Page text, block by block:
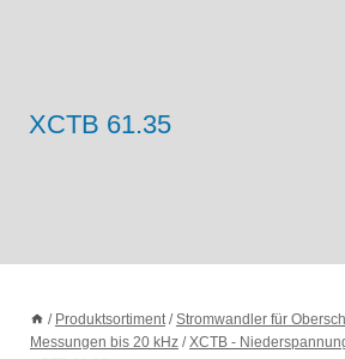
XCTB 61.35
/ Produktsortiment / Stromwandler für
Messungen bis 20 kHz / XCTB -